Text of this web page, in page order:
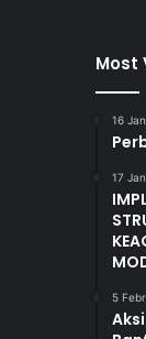
Most
16
17
5